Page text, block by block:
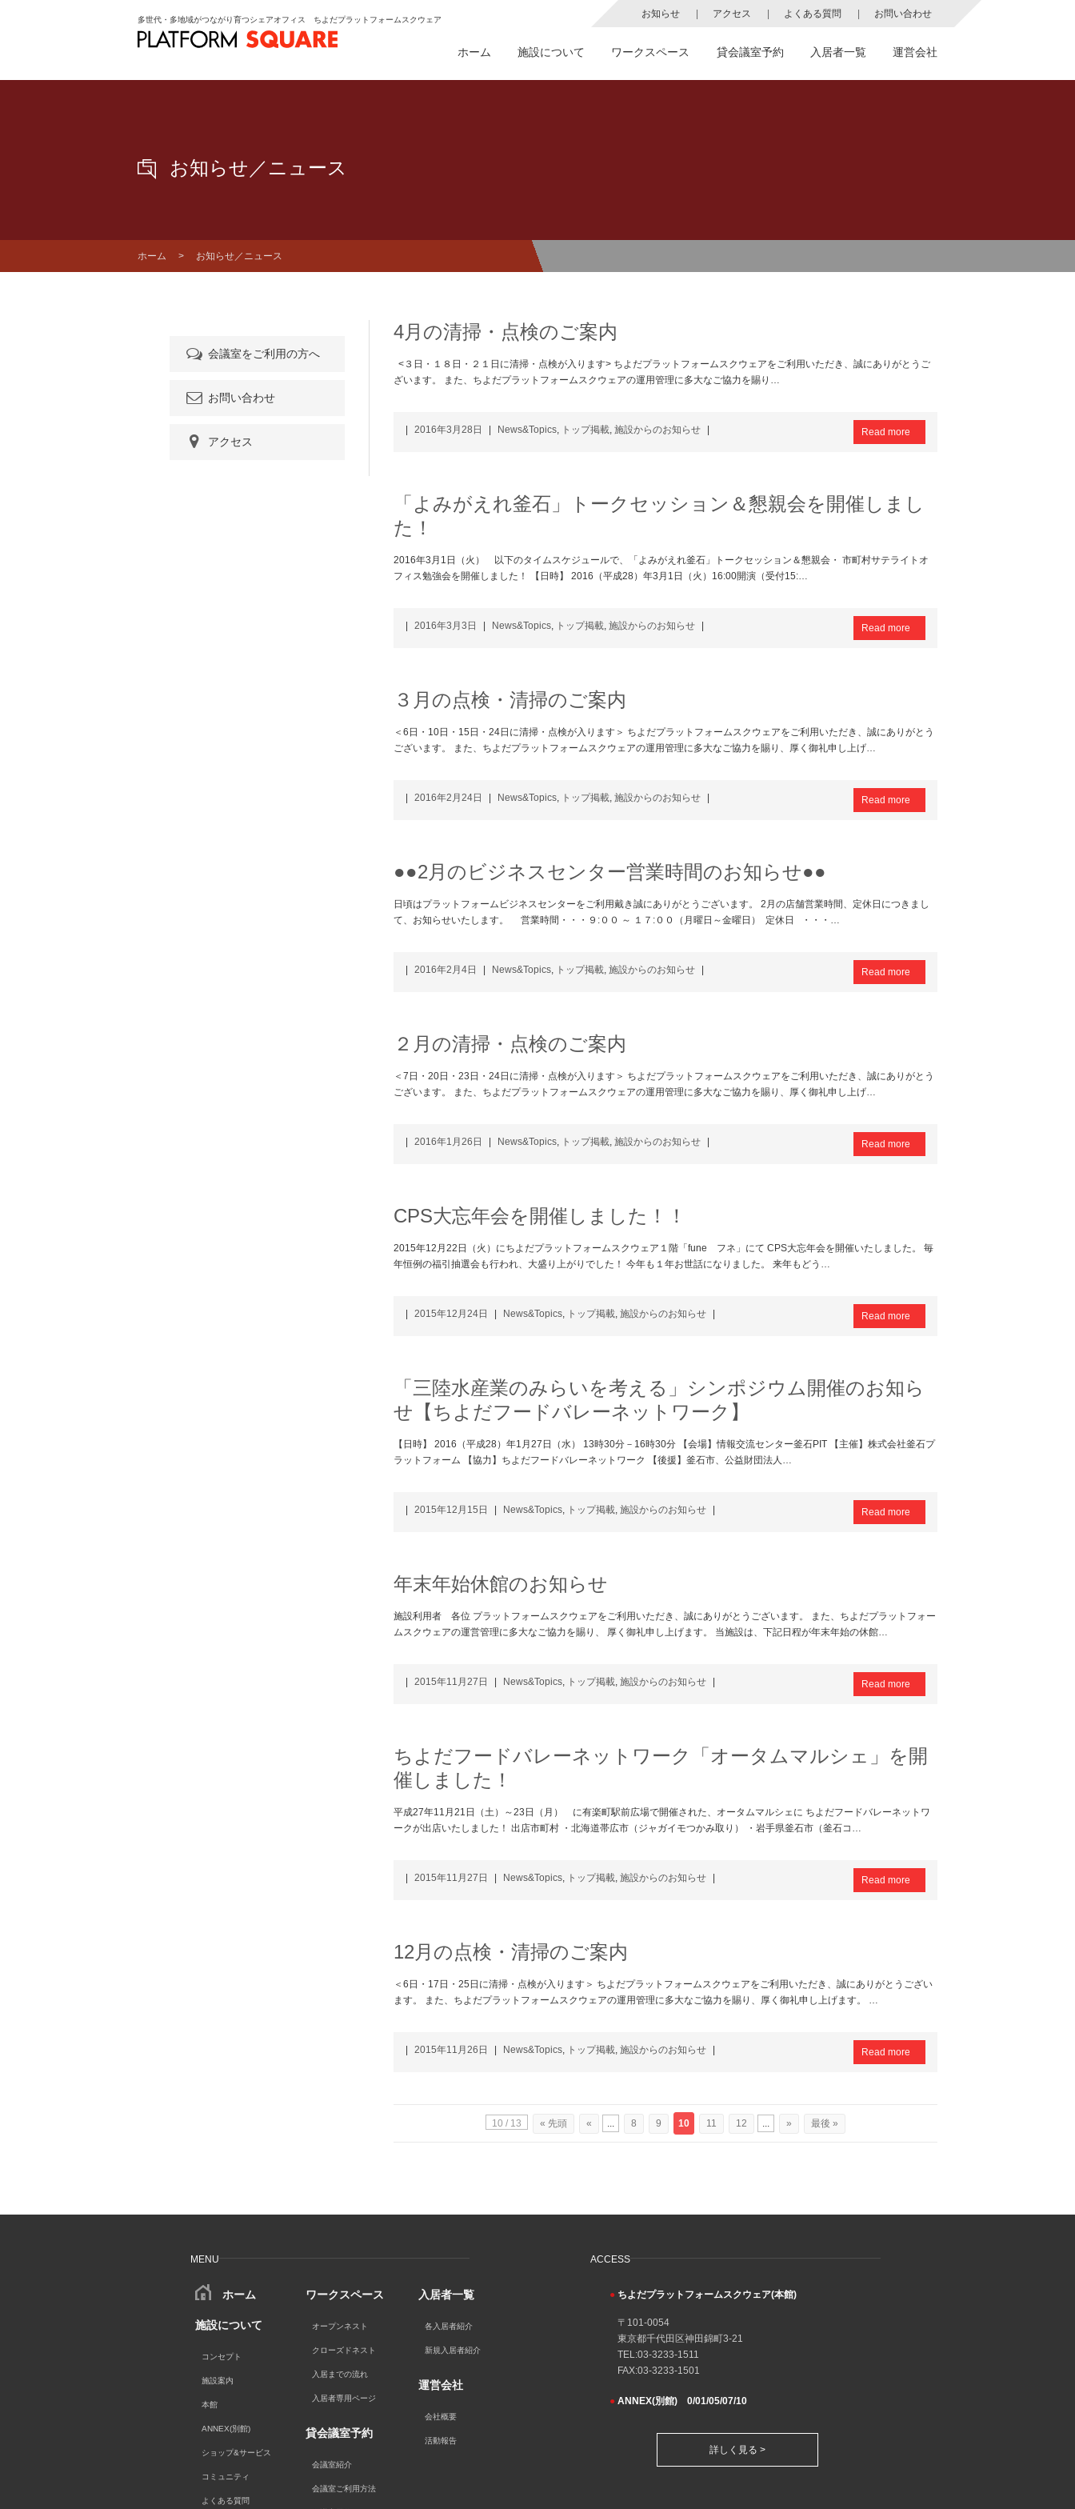
多世代・多地域がつながり育つシェアオフィス ちよだプラットフォームスクウェア
ホーム 施設について ワークスペース 貸会議室予約 入居者一覧 運営会社
お知らせ アクセス よくある質問 お問い合わせ
お知らせ／ニュース
ホーム > お知らせ／ニュース
4月の清掃・点検のご案内
<３日・１８日・２１日に清掃・点検が入ります> ちよだプラットフォームスクウェアをご利用いただき、誠にありがとうご
ざいます。 また、ちよだプラットフォームスクウェアの運用管理に多大なご協力を賜り…
2016年3月28日 News&Topics, トップ掲載, 施設からのお知らせ Read more
「よみがえれ釜石」トークセッション＆懇親会を開催しまし
た！
2016年3月1日（火） 以下のタイムスケジュールで、「よみがえれ釜石」トークセッション＆懇親会・ 市町村サテライトオ
フィス勉強会を開催しました！ 【日時】 2016（平成28）年3月1日（火）16:00開演（受付15:…
2016年3月3日 News&Topics, トップ掲載, 施設からのお知らせ Read more
３月の点検・清掃のご案内
＜6日・10日・15日・24日に清掃・点検が入ります＞ ちよだプラットフォームスクウェアをご利用いただき、誠にありがとう
ございます。 また、ちよだプラットフォームスクウェアの運用管理に多大なご協力を賜り、厚く御礼申し上げ…
2016年2月24日 News&Topics, トップ掲載, 施設からのお知らせ Read more
●●2月のビジネスセンター営業時間のお知らせ●●
日頃はプラットフォームビジネスセンターをご利用戴き誠にありがとうございます。 2月の店舗営業時間、定休日につきまし
て、お知らせいたします。 営業時間・・・９:００ ～ １７:００（月曜日～金曜日） 定休日 ・・・…
2016年2月4日 News&Topics, トップ掲載, 施設からのお知らせ Read more
２月の清掃・点検のご案内
＜7日・20日・23日・24日に清掃・点検が入ります＞ ちよだプラットフォームスクウェアをご利用いただき、誠にありがとう
ございます。 また、ちよだプラットフォームスクウェアの運用管理に多大なご協力を賜り、厚く御礼申し上げ…
2016年1月26日 News&Topics, トップ掲載, 施設からのお知らせ Read more
CPS大忘年会を開催しました！！
2015年12月22日（火）にちよだプラットフォームスクウェア１階「fune フネ」にて CPS大忘年会を開催いたしました。 毎
年恒例の福引抽選会も行われ、大盛り上がりでした！ 今年も１年お世話になりました。 来年もどう…
2015年12月24日 News&Topics, トップ掲載, 施設からのお知らせ Read more
「三陸水産業のみらいを考える」シンポジウム開催のお知ら
せ【ちよだフードバレーネットワーク】
【日時】 2016（平成28）年1月27日（水） 13時30分－16時30分 【会場】情報交流センター釜石PIT 【主催】株式会社釜石プ
ラットフォーム 【協力】ちよだフードバレーネットワーク 【後援】釜石市、公益財団法人…
2015年12月15日 News&Topics, トップ掲載, 施設からのお知らせ Read more
年末年始休館のお知らせ
施設利用者 各位 プラットフォームスクウェアをご利用いただき、誠にありがとうございます。 また、ちよだプラットフォー
ムスクウェアの運営管理に多大なご協力を賜り、 厚く御礼申し上げます。 当施設は、下記日程が年末年始の休館…
2015年11月27日 News&Topics, トップ掲載, 施設からのお知らせ Read more
ちよだフードバレーネットワーク「オータムマルシェ」を開
催しました！
平成27年11月21日（土）～23日（月） に有楽町駅前広場で開催された、オータムマルシェに ちよだフードバレーネットワ
ークが出店いたしました！ 出店市町村 ・北海道帯広市（ジャガイモつかみ取り） ・岩手県釜石市（釜石コ…
2015年11月27日 News&Topics, トップ掲載, 施設からのお知らせ Read more
12月の点検・清掃のご案内
＜6日・17日・25日に清掃・点検が入ります＞ ちよだプラットフォームスクウェアをご利用いただき、誠にありがとうござい
ます。 また、ちよだプラットフォームスクウェアの運用管理に多大なご協力を賜り、厚く御礼申し上げます。 …
2015年11月26日 News&Topics, トップ掲載, 施設からのお知らせ Read more
10 / 13 « 先頭 « ... 8 9 10 11 12 ... » 最後 »
会議室をご利用の方へ
お問い合わせ
アクセス
MENU
ホーム
施設について
コンセプト
施設案内
本館
ANNEX(別館)
ショップ&サービス
コミュニティ
よくある質問
ワークスペース
オープンネスト
クローズドネスト
入居までの流れ
入居者専用ページ
貸会議室予約
会議室紹介
会議室ご利用方法
入居者一覧
各入居者紹介
新規入居者紹介
運営会社
会社概要
活動報告
ACCESS
● ちよだプラットフォームスクウェア(本館)
〒101-0054
東京都千代田区神田錦町3-21
TEL:03-3233-1511
FAX:03-3233-1501
● ANNEX(別館) 0/01/05/07/10
詳しく見る >